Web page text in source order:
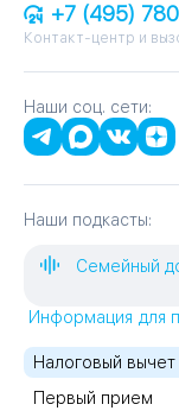
+7 (495)
Контакт-центр и
Наши соц. сети:
Наши подкасты:
Семейный
Информация для
Налоговый
Первый прием